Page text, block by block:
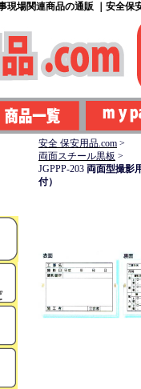
現場関連商品の通販 ｜安全保
安全 保安用品.com >
両面スチール黒板 >
JGPPP-203 両面型撮影
付）